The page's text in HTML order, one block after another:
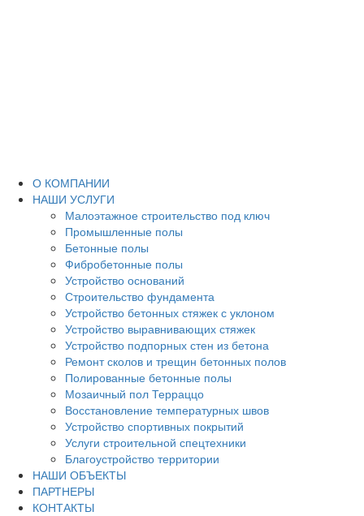
О КОМПАНИИ
НАШИ УСЛУГИ
Малоэтажное строительство под ключ
Промышленные полы
Бетонные полы
Фибробетонные полы
Устройство оснований
Строительство фундамента
Устройство бетонных стяжек с уклоном
Устройство выравнивающих стяжек
Устройство подпорных стен из бетона
Ремонт сколов и трещин бетонных полов
Полированные бетонные полы
Мозаичный пол Терраццо
Восстановление температурных швов
Устройство спортивных покрытий
Услуги строительной спецтехники
Благоустройство территории
НАШИ ОБЪЕКТЫ
ПАРТНЕРЫ
КОНТАКТЫ